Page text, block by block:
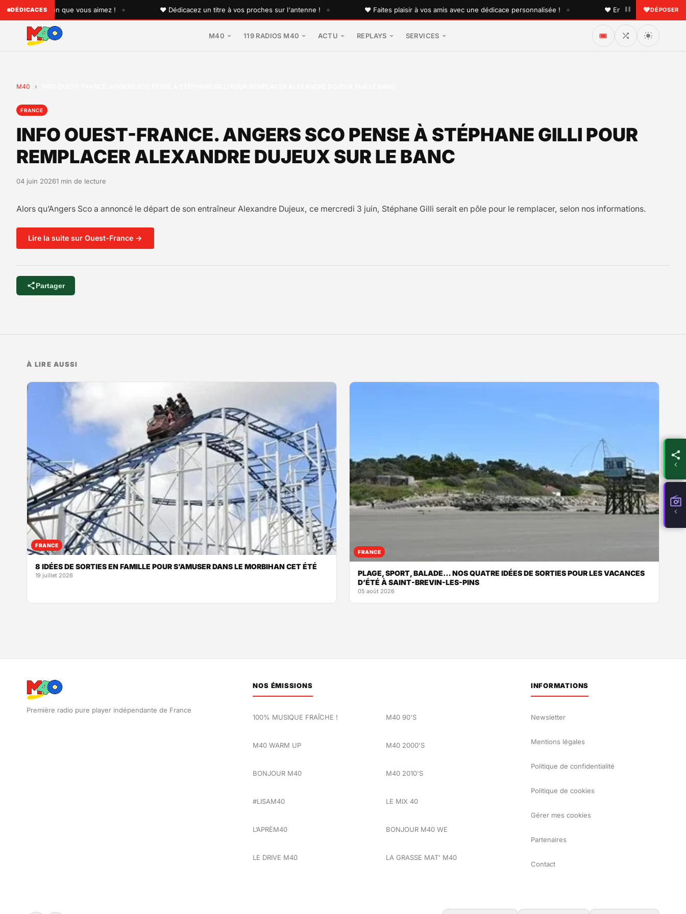
DÉDICACES
à quelqu'un que vous aimez ! • ♥ Dédicacez un titre à vos proches sur l'antenne ! • ♥ Faites plaisir à vos amis avec une dédicace personnalisée ! • ♥ Envoyez une dédicace à
DÉPOSER
M40 119 RADIOS M40 ACTU REPLAYS SERVICES 🎟️
M40 ›
FRANCE
INFO OUEST-FRANCE. ANGERS SCO PENSE À STÉPHANE GILLI POUR
REMPLACER ALEXANDRE DUJEUX SUR LE BANC
04 juin 20261 min de lecture
Alors qu’Angers Sco a annoncé le départ de son entraîneur Alexandre Dujeux, ce mercredi 3 juin, Stéphane Gilli serait en pôle pour le remplacer, selon nos informations.
Lire la suite sur Ouest-France →
Partager
À LIRE AUSSI
FRANCE
8 IDÉES DE SORTIES EN FAMILLE POUR S’AMUSER DANS LE MORBIHAN CET ÉTÉ
19 juillet 2026
FRANCE
PLAGE, SPORT, BALADE… NOS QUATRE IDÉES DE SORTIES POUR LES VACANCES
D’ÉTÉ À SAINT-BREVIN-LES-PINS
05 août 2026
Première radio pure player indépendante de France
NOS ÉMISSIONS
100% MUSIQUE FRAÎCHE !
M40 WARM UP
BONJOUR M40
#LISAM40
L’APRÈM40
LE DRIVE M40
M40 90'S
M40 2000'S
M40 2010'S
LE MIX 40
BONJOUR M40 WE
LA GRASSE MAT' M40
INFORMATIONS
Newsletter
Mentions légales
Politique de confidentialité
Politique de cookies
Gérer mes cookies
Partenaires
Contact